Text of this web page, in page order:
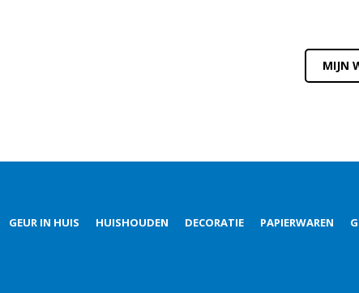
MIJN
GEUR IN HUIS HUISHOUDEN DECORATIE PAPIERWAREN